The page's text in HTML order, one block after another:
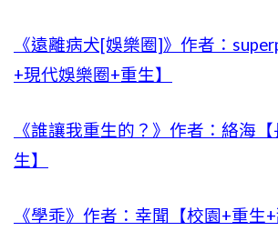
《遠離病犬[娛樂圈]》作者：
+現代娛樂圈+重生】
《誰讓我重生的？》作者：絡海
生】
《學乖》作者：幸聞【校園+重生